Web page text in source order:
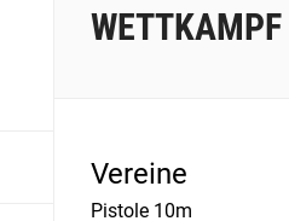
WETTKAMPF
Vereine
Pistole 10m